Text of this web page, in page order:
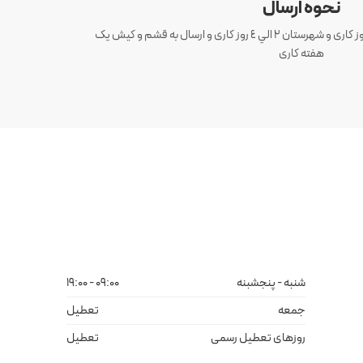
نحوه ارسال
ارسال سفارش های تهران 1 الی 3 روز کاری و شهرستان ٢ الي ٤ روز کاری و ارسال به قشم و کیش یک
هفته کاری
شنبه - پنجشبنه
09:00 - 19:00
جمعه
تعطیل
روزهای تعطیل رسمی
تعطیل